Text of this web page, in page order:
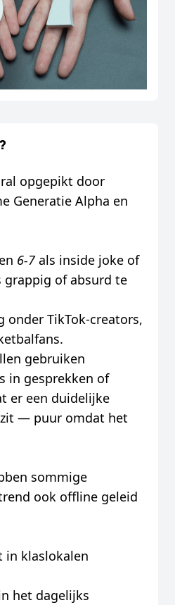
opgepikt door
Generatie Alpha en
6-7 als inside joke of
of absurd te
onder TikTok-creators,
gebruiken
in gesprekken of
er een duidelijke
— puur omdat het
sommige
ook offline geleid
in klaslokalen
het dagelijks